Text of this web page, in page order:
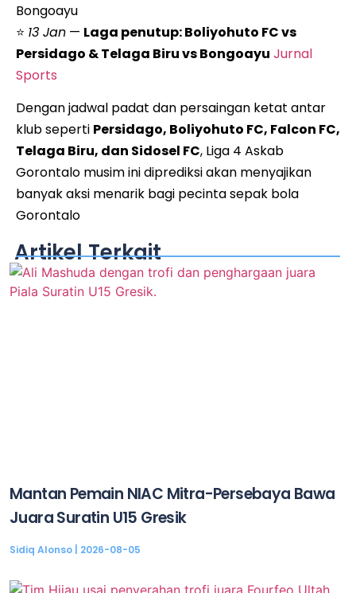
Bongoayu
⭐ 13 Jan — Laga penutup: Boliyohuto FC vs
Persidago & Telaga Biru vs Bongoayu Jurnal
Sports
Dengan jadwal padat dan persaingan ketat antar
klub seperti Persidago, Boliyohuto FC, Falcon FC,
Telaga Biru, dan Sidosel FC, Liga 4 Askab
Gorontalo musim ini diprediksi akan menyajikan
banyak aksi menarik bagi pecinta sepak bola
Gorontalo
Artikel Terkait
Mantan Pemain NIAC Mitra-Persebaya Bawa
Juara Suratin U15 Gresik
Sidiq Alonso 2026-08-05